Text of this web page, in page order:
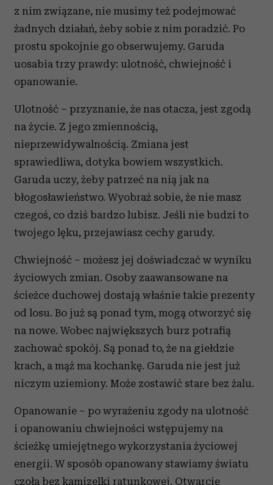
z nim związane, nie musimy też podejmować
żadnych działań, żeby sobie z nim poradzić. Po
prostu spokojnie go obserwujemy. Garuda
uosabia trzy prawdy: ulotność, chwiejność i
opanowanie.
Ulotność – przyznanie, że nas otacza, jest zgodą
na życie. Z jego zmiennością,
nieprzewidywalnością. Zmiana jest
sprawiedliwa, dotyka bowiem wszystkich.
Garuda uczy, żeby patrzeć na nią jak na
błogosławieństwo. Wyobraź sobie, że nie masz
czegoś, co dziś bardzo lubisz. Jeśli nie budzi to
twojego lęku, przejawiasz cechy garudy.
Chwiejność – możesz jej doświadczać w wyniku
życiowych zmian. Osoby zaawansowane na
ścieżce duchowej dostają właśnie takie prezenty
od losu. Bo już są ponad tym, mogą otworzyć się
na nowe. Wobec największych burz potrafią
zachować spokój. Są ponad to, że na giełdzie
krach, a mąż ma kochankę. Garuda nie jest już
niczym uziemiony. Może zostawić stare bez żalu.
Opanowanie – po wyrażeniu zgody na ulotność
i opanowaniu chwiejności wstępujemy na
ścieżkę umiejętnego wykorzystania życiowej
energii. W sposób opanowany stawiamy światu
czoła bez kamizelki ratunkowej. Otwarcie